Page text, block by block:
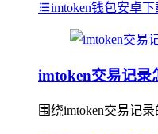
imtoken钱包安卓下
imtoken交易记录
围绕imtoken交易记